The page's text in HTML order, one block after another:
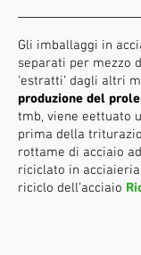
Gli imballaggi in
separati per mezzo
‘estratti’ dagli altri
produzione del
tmb, viene eettuato
prima della
rottame di acciaio
riciclato in
riciclo dell’acciaio